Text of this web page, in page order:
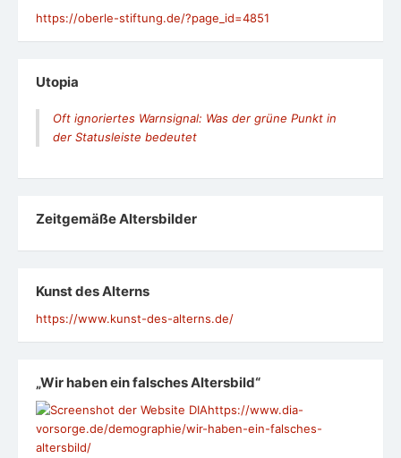
https://oberle-stiftung.de/?page_id=4851
Utopia
Oft ignoriertes Warnsignal: Was der grüne Punkt in
der Statusleiste bedeutet
Zeit­ge­mäße Alters­bil­der
Kunst des Alterns
https://www.kunst-des-alterns.de/
„Wir haben ein falsches Altersbild“
https://www.dia-
vorsorge.de/demographie/wir-haben-ein-falsches-
altersbild/